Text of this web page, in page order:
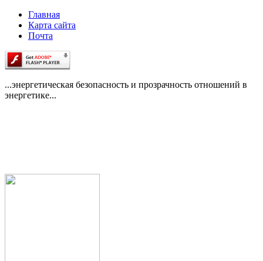
Главная
Карта сайта
Почта
...энергетическая безопасность и прозрачность отношений в
энергетике...